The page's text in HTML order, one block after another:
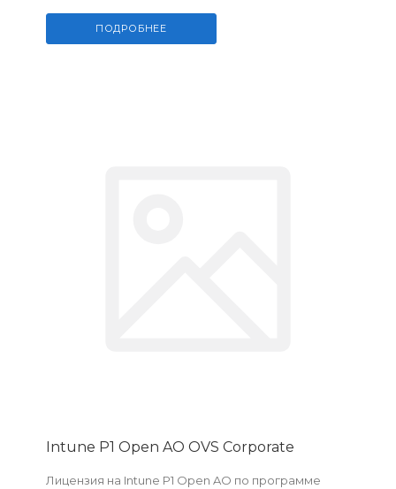
ПОДРОБНЕЕ
Intune P1 Open AO OVS Corporate
Лицензия на Intune P1 Open AO по программе